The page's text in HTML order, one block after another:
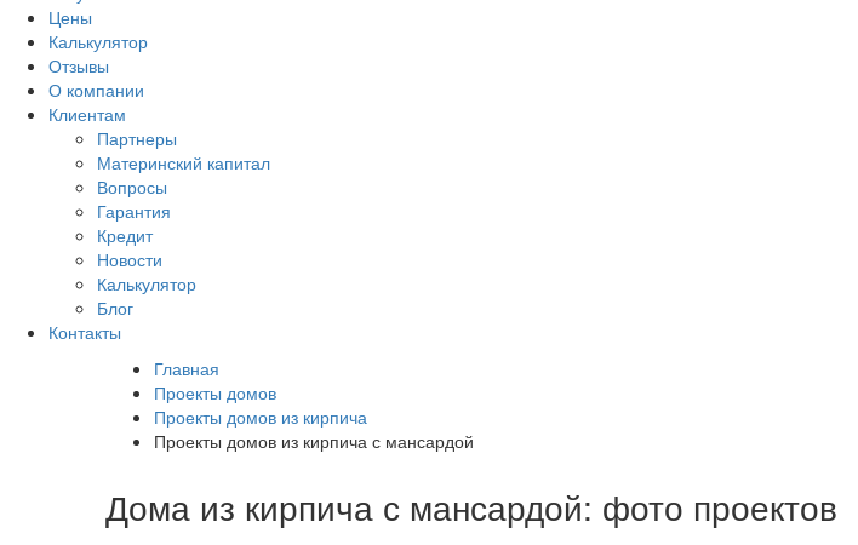
Цены
Калькулятор
Отзывы
О компании
Клиентам
Партнеры
Материнский капитал
Вопросы
Гарантия
Кредит
Новости
Калькулятор
Блог
Контакты
Главная
Проекты домов
Проекты домов из кирпича
Проекты домов из кирпича с мансардой
Дома из кирпича с мансардой: фото проектов